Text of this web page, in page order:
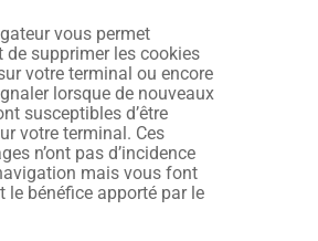
vous permet
de supprimer les cookies
votre terminal ou encore
lorsque de nouveaux
susceptibles d’être
votre terminal. Ces
n’ont pas d’incidence
mais vous font
le bénéfice apporté par le